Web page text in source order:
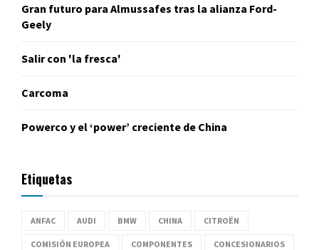
Gran futuro para Almussafes tras la alianza Ford-
Geely
Salir con 'la fresca'
Carcoma
Powerco y el ‘power’ creciente de China
Etiquetas
ANFAC AUDI BMW CHINA CITROËN
COMISIÓN EUROPEA COMPONENTES CONCESIONARIOS